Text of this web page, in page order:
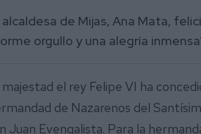
alcaldesa de Mijas, Ana Mata,
orgullo y una alegría
majestad el rey Felipe VI ha
de Nazarenos del
Juan Evengalista. Para la